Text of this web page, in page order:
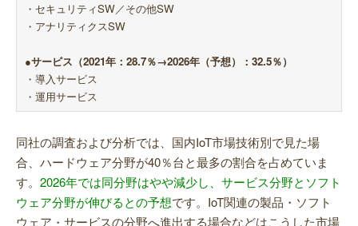
・セキュリティSW／その他SW
・アナリティクスSW
●サービス（2021年：28.7％→2026年（予想）：32.5％）
・導入サービス
・運用サービス
同社の調査および分析では、国内IoT市場技術別で見た場
合、ハードウェア分野が40％台と最多の割合を占めていま
す。 2026年では同分野はやや減少し、サービス分野とソフト
ウェア分野が伸びるとの予想です。IoT関連の製品・ソフト
ウェア・サービスの分野へ進出する場合などはこうした市場